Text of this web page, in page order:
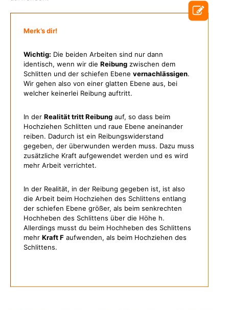
Merk’s dir!
Wichtig: Die beiden Arbeiten sind nur dann
identisch, wenn wir die Reibung zwischen dem
Schlitten und der schiefen Ebene vernachlässigen.
Wir gehen also von einer glatten Ebene aus, bei
welcher keinerlei Reibung auftritt.
In der Realität tritt Reibung auf, so dass beim
Hochziehen Schlitten und raue Ebene aneinander
reiben. Dadurch ist ein Reibungswiderstand
gegeben, der überwunden werden muss. Dazu muss
zusätzliche Kraft aufgewendet werden und es wird
mehr Arbeit verrichtet.
In der Realität, in der Reibung gegeben ist, ist also
die Arbeit beim Hochziehen des Schlittens entlang
der schiefen Ebene größer, als beim senkrechten
Hochheben des Schlittens über die Höhe h.
Allerdings musst du beim Hochheben des Schlittens
mehr Kraft F aufwenden, als beim Hochziehen des
Schlittens.